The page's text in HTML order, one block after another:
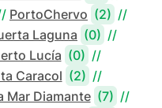
PortoChervo (2) //
Laguna (0) //
Lucía (0) //
Caracol (2) //
Mar Diamante (7) //